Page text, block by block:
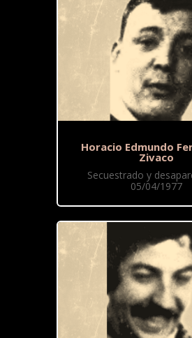
Horacio Edmundo
Zivaco
Secuestrado y
05/04/1977